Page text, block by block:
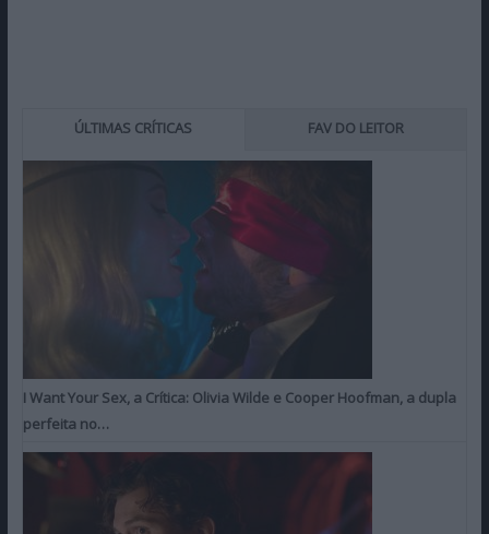
ÚLTIMAS CRÍTICAS FAV DO LEITOR
I Want Your Sex, a Crítica: Olivia Wilde e Cooper Hoofman, a dupla
perfeita no…